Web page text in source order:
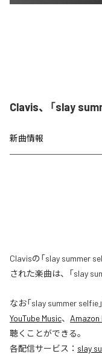
Clavis、「slay
新曲情報
Clavisの「slay summer
された楽曲は、「slay
なお「slay summer selfie
YouTube Music、 Amazon
聴くことができる。
各配信サービス： slay